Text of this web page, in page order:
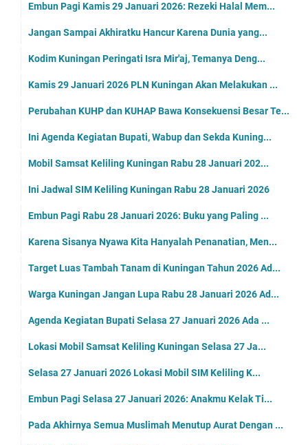
Embun Pagi Kamis 29 Januari 2026: Rezeki Halal Mem...
Jangan Sampai Akhiratku Hancur Karena Dunia yang...
Kodim Kuningan Peringati Isra Mir'aj, Temanya Deng...
Kamis 29 Januari 2026 PLN Kuningan Akan Melakukan ...
Perubahan KUHP dan KUHAP Bawa Konsekuensi Besar Te...
Ini Agenda Kegiatan Bupati, Wabup dan Sekda Kuning...
Mobil Samsat Keliling Kuningan Rabu 28 Januari 202...
Ini Jadwal SIM Keliling Kuningan Rabu 28 Januari 2026
Embun Pagi Rabu 28 Januari 2026: Buku yang Paling ...
Karena Sisanya Nyawa Kita Hanyalah Penanatian, Men...
Target Luas Tambah Tanam di Kuningan Tahun 2026 Ad...
Warga Kuningan Jangan Lupa Rabu 28 Januari 2026 Ad...
Agenda Kegiatan Bupati Selasa 27 Januari 2026 Ada ...
Lokasi Mobil Samsat Keliling Kuningan Selasa 27 Ja...
Selasa 27 Januari 2026 Lokasi Mobil SIM Keliling K...
Embun Pagi Selasa 27 Januari 2026: Anakmu Kelak Ti...
Pada Akhirnya Semua Muslimah Menutup Aurat Dengan ...